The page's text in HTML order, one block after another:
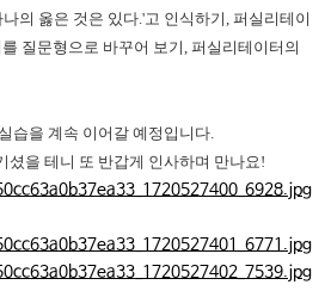
의 옳은 것은 있다.'고 인식하기, 퍼실리테이
질문형으로 바꾸어 보기, 퍼실리테이터의
습을 계속 이어갈 예정입니다.
셨을 테니 또 반갑게 인사하며 만나요!